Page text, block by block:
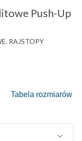
Push-Up
, RAJSTOPY
Tabela rozmiarów